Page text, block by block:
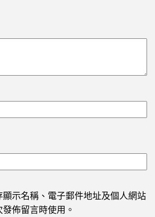
顯示名稱、電子郵件地址及個人網站
佈留言時使用。